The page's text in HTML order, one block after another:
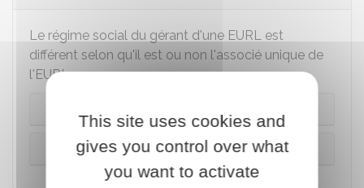
Le régime social du gérant d'une EURL est
différent selon qu'il est ou non l'associé unique de
l'EURL.
Gérant non associé
This site uses cookies and
gives you control over what
you want to activate